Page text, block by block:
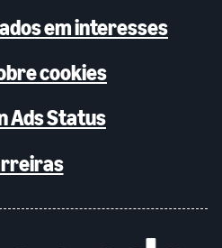
em interesses
cookies
Ads Status